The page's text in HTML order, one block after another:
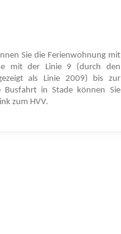
Sie die Ferienwohnung mit
mit der Linie 9 (durch den
als Linie 2009) bis zur
Busfahrt in Stade können Sie
zum HVV.